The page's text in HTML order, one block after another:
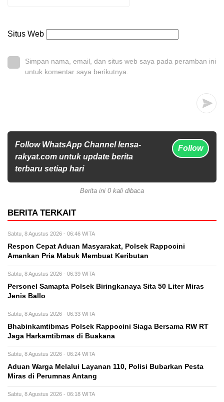
Situs Web
Simpan nama, email, dan situs web saya pada peramban ini
untuk komentar saya berikutnya.
Follow WhatsApp Channel lensa-
rakyat.com untuk update berita
terbaru setiap hari
Follow
Berita ini 0 kali dibaca
BERITA TERKAIT
Sabtu, 8 Agustus 2026 - 06:46 WITA
Respon Cepat Aduan Masyarakat, Polsek Rappocini
Amankan Pria Mabuk Membuat Keributan
Sabtu, 8 Agustus 2026 - 06:39 WITA
Personel Samapta Polsek Biringkanaya Sita 50 Liter Miras
Jenis Ballo
Sabtu, 8 Agustus 2026 - 06:33 WITA
Bhabinkamtibmas Polsek Rappocini Siaga Bersama RW RT
Jaga Harkamtibmas di Buakana
Sabtu, 8 Agustus 2026 - 06:24 WITA
Aduan Warga Melalui Layanan 110, Polisi Bubarkan Pesta
Miras di Perumnas Antang
Sabtu, 8 Agustus 2026 - 06:18 WITA